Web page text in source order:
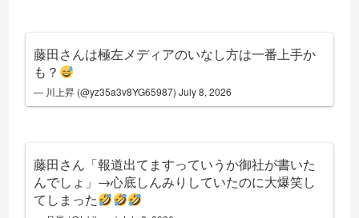
藤田さんは極左メディアのいなし方は一番上手か
も？
— 川上昇 (@yz35a3v8YG65987)July 8, 2026
藤田さん「報道出てますっていうか御社が書いた
んでしょ」→心底しんみりしていたのに大爆笑し
てしまった